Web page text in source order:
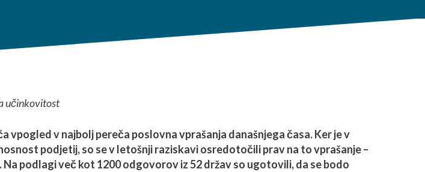
učinkovitost
v najbolj pereča poslovna vprašanja današnjega časa. Ker je v
podjetij, so se v letošnji raziskavi osredotočili prav na to vprašanje –
podlagi več kot 1200 odgovorov iz 52 držav so ugotovili, da se bodo